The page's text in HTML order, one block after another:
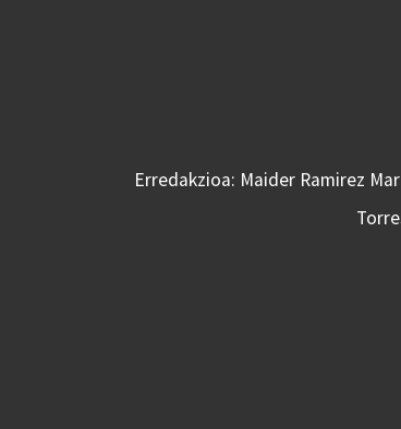
Erredakzioa: Maider Ramirez